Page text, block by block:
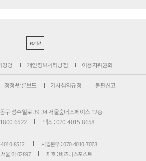
PC버전
강령 개인정보처리방침 이용자위원회
정정·반론보도 기사심의규정 불편신고
구 성수일로 39-34 서울숲더스페이스 12층
6522
팩스 : 070-4015-8658
8512
사업본부 : 070-4010-7078
울 아 02897
제호 : 비즈니스포스트